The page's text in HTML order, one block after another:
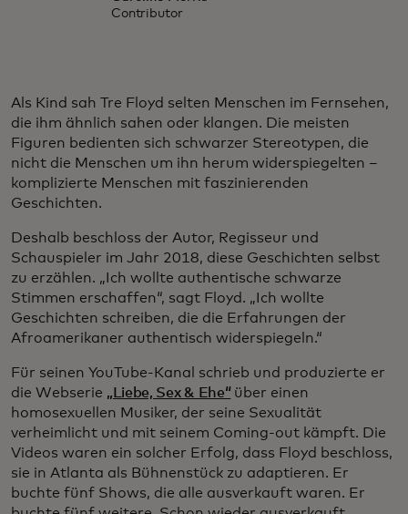
Contributor
Als Kind sah Tre Floyd selten Menschen im Fernsehen,
die ihm ähnlich sahen oder klangen. Die meisten
Figuren bedienten sich schwarzer Stereotypen, die
nicht die Menschen um ihn herum widerspiegelten –
komplizierte Menschen mit faszinierenden
Geschichten.
Deshalb beschloss der Autor, Regisseur und
Schauspieler im Jahr 2018, diese Geschichten selbst
zu erzählen. „Ich wollte authentische schwarze
Stimmen erschaffen“, sagt Floyd. „Ich wollte
Geschichten schreiben, die die Erfahrungen der
Afroamerikaner authentisch widerspiegeln.“
Für seinen YouTube-Kanal schrieb und produzierte er
die Webserie „Liebe, Sex & Ehe“über einen
homosexuellen Musiker, der seine Sexualität
verheimlicht und mit seinem Coming-out kämpft. Die
Videos waren ein solcher Erfolg, dass Floyd beschloss,
sie in Atlanta als Bühnenstück zu adaptieren. Er
buchte fünf Shows, die alle ausverkauft waren. Er